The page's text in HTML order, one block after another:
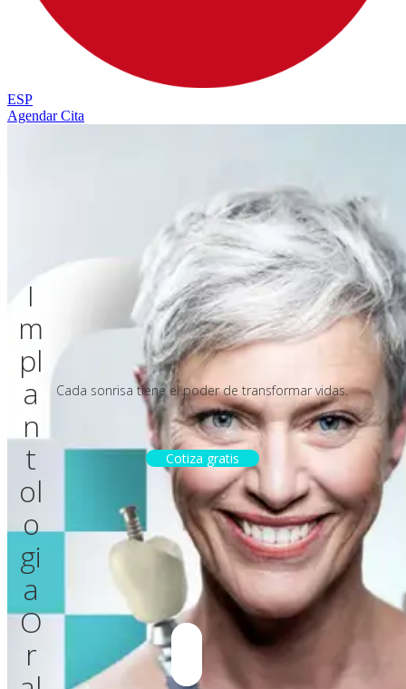
ESP
Agendar Cita
I
m
pl
a
n
t
ol
o
gi
a
O
r
Cada sonrisa tiene el poder de transformar vidas.
Cotiza gratis